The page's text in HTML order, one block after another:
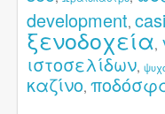
development,
ξενοδοχεία,
ιστοσελίδων,
καζίνο,